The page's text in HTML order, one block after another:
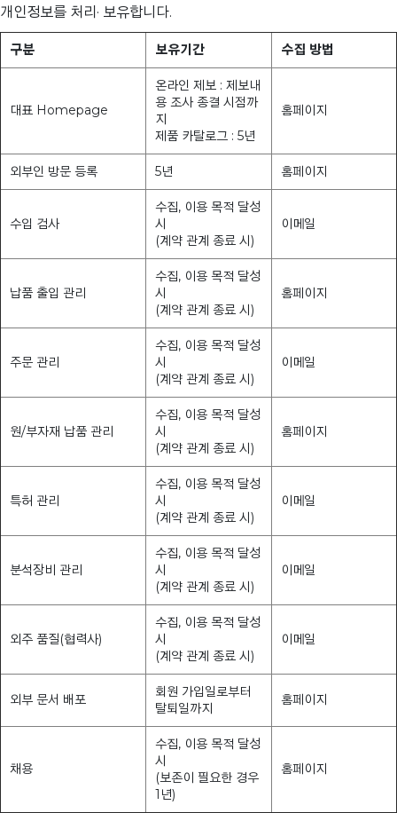
개인정보를 처리· 보유합니다.
구분 보유기간 수집 방법
대표 Homepage
온라인 제보 : 제보내
용 조사 종결 시점까
지
제품 카탈로그 : 5년
홈페이지
외부인 방문 등록 5년 홈페이지
수입 검사
수집, 이용 목적 달성
시
(계약 관계 종료 시)
이메일
납품 출입 관리
수집, 이용 목적 달성
시
(계약 관계 종료 시)
홈페이지
주문 관리
수집, 이용 목적 달성
시
(계약 관계 종료 시)
이메일
원/부자재 납품 관리
수집, 이용 목적 달성
시
(계약 관계 종료 시)
홈페이지
특허 관리
수집, 이용 목적 달성
시
(계약 관계 종료 시)
이메일
분석장비 관리
수집, 이용 목적 달성
시
(계약 관계 종료 시)
이메일
외주 품질(협력사)
수집, 이용 목적 달성
시
(계약 관계 종료 시)
이메일
외부 문서 배포
회원 가입일로부터
탈퇴일까지
홈페이지
채용
수집, 이용 목적 달성
시
(보존이 필요한 경우
1년)
홈페이지